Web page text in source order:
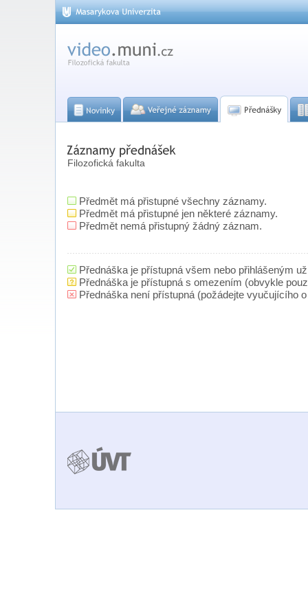
Filozofická fakulta
Předmět má přistupné všechny záznamy.
Předmět má přistupné jen některé záznamy.
Předmět nemá přistupný žádný záznam.
Přednáška je přístupná všem nebo přihlášeným
Přednáška je přístupná s omezením (obvykle
Přednáška není přístupná (požádejte vyučujícího